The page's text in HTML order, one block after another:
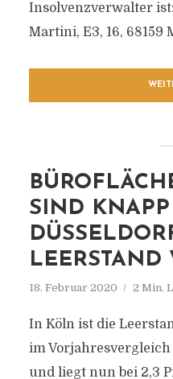
Insolvenzverwalter
Martini, E3, 16, 68159
SIND
LEERSTAND
18. Februar 2020 2 Min.
In Köln ist die
im
und liegt nun bei 2,3